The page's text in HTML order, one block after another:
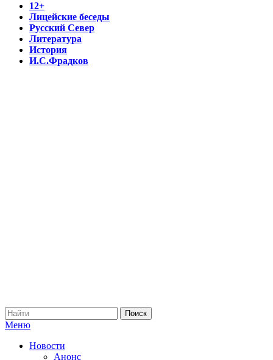
12+
Лицейские беседы
Русский Север
Литература
История
И.С.Фрадков
Меню
Новости
Анонс